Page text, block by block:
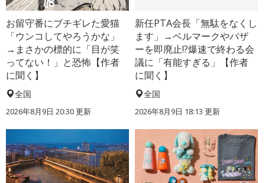
お留守番にブチギレた愛猫
「ウンコしてやろうかな」
→まさかの標的に「目が笑
ってない！」と恐怖【作者
に聞く】
全国
2026年8月9日 20:30更新
新任PTA会長「無駄をなくし
ます」→ベルマークやバザ
ーを即廃止!?爆速で終わる会
議に「有能すぎる」【作者
に聞く】
全国
2026年8月9日 18:13 更新